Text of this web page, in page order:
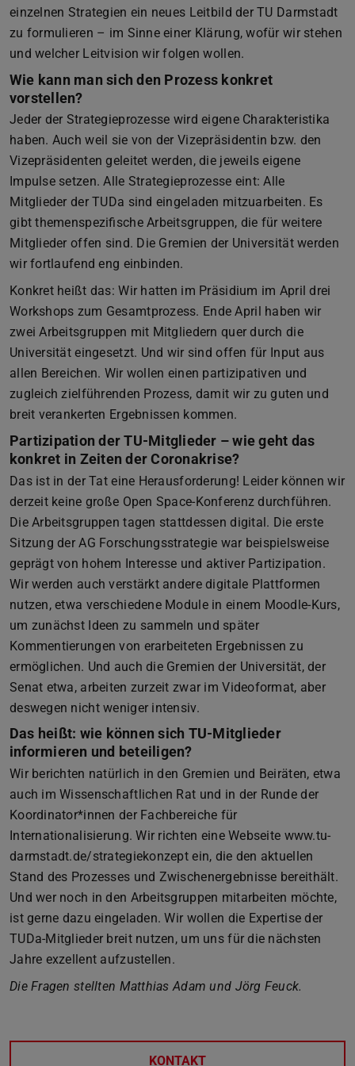
einzelnen Strategien ein neues Leitbild der TU Darmstadt
zu formulieren – im Sinne einer Klärung, wofür wir stehen
und welcher Leitvision wir folgen wollen.
Wie kann man sich den Prozess konkret
vorstellen?
Jeder der Strategieprozesse wird eigene Charakteristika
haben. Auch weil sie von der Vizepräsidentin bzw. den
Vizepräsidenten geleitet werden, die jeweils eigene
Impulse setzen. Alle Strategieprozesse eint: Alle
Mitglieder der TUDa sind eingeladen mitzuarbeiten. Es
gibt themenspezifische Arbeitsgruppen, die für weitere
Mitglieder offen sind. Die Gremien der Universität werden
wir fortlaufend eng einbinden.
Konkret heißt das: Wir hatten im Präsidium im April drei
Workshops zum Gesamtprozess. Ende April haben wir
zwei Arbeitsgruppen mit Mitgliedern quer durch die
Universität eingesetzt. Und wir sind offen für Input aus
allen Bereichen. Wir wollen einen partizipativen und
zugleich zielführenden Prozess, damit wir zu guten und
breit verankerten Ergebnissen kommen.
Partizipation der TU-Mitglieder – wie geht das
konkret in Zeiten der Coronakrise?
Das ist in der Tat eine Herausforderung! Leider können wir
derzeit keine große Open Space-Konferenz durchführen.
Die Arbeitsgruppen tagen stattdessen digital. Die erste
Sitzung der AG Forschungsstrategie war beispielsweise
geprägt von hohem Interesse und aktiver Partizipation.
Wir werden auch verstärkt andere digitale Plattformen
nutzen, etwa verschiedene Module in einem Moodle-Kurs,
um zunächst Ideen zu sammeln und später
Kommentierungen von erarbeiteten Ergebnissen zu
ermöglichen. Und auch die Gremien der Universität, der
Senat etwa, arbeiten zurzeit zwar im Videoformat, aber
deswegen nicht weniger intensiv.
Das heißt: wie können sich TU-Mitglieder
informieren und beteiligen?
Wir berichten natürlich in den Gremien und Beiräten, etwa
auch im Wissenschaftlichen Rat und in der Runde der
Koordinator*innen der Fachbereiche für
Internationalisierung. Wir richten eine Webseite www.tu-
darmstadt.de/strategiekonzept ein, die den aktuellen
Stand des Prozesses und Zwischenergebnisse bereithält.
Und wer noch in den Arbeitsgruppen mitarbeiten möchte,
ist gerne dazu eingeladen. Wir wollen die Expertise der
TUDa-Mitglieder breit nutzen, um uns für die nächsten
Jahre exzellent aufzustellen.
Die Fragen stellten Matthias Adam und Jörg Feuck.
KONTAKT